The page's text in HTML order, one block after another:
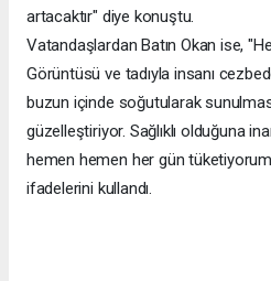
artacaktır" diye konuştu.
Vatandaşlardan Batın Okan ise,
Görüntüsü ve tadıyla insanı
buzun içinde soğutularak
güzelleştiriyor. Sağlıklı olduğuna
hemen hemen her gün
ifadelerini kullandı.